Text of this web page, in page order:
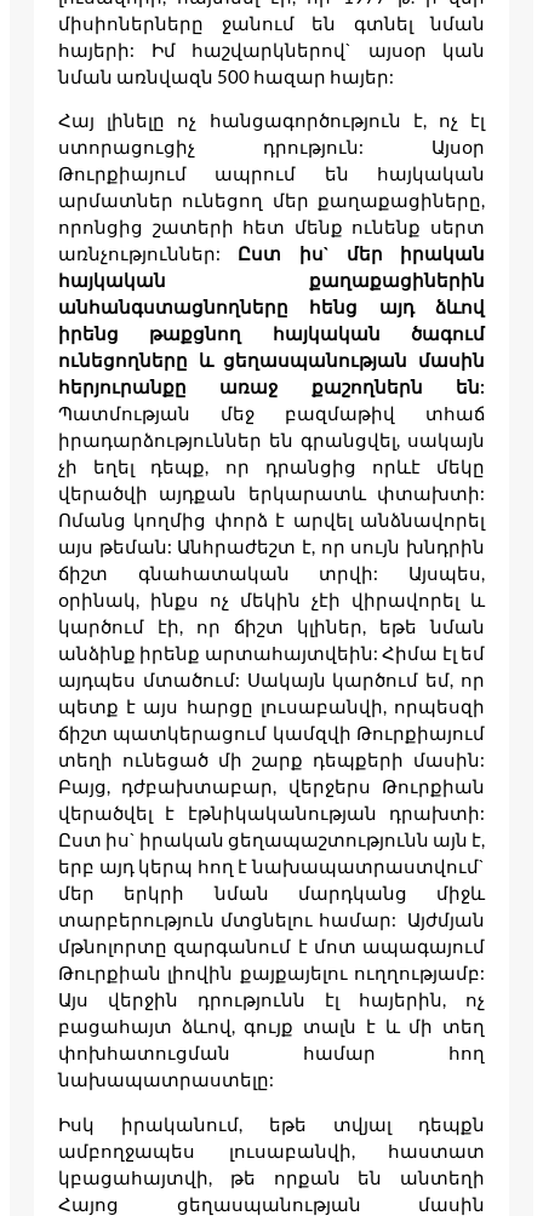
միսիոներները ջանում են գտնել նման
հայերի: Իմ հաշվարկներով` այսօր կան
նման առնվազն 500 հազար հայեր:
Հայ լինելը ոչ հանցագործություն է, ոչ էլ
ստորացուցիչ դրություն: Այսօր
Թուրքիայում ապրում են հայկական
արմատներ ունեցող մեր քաղաքացիները,
որոնցից շատերի հետ մենք ունենք սերտ
առնչություններ: Ըստ իս` մեր իրական
հայկական քաղաքացիներին
անհանգստացնողները հենց այդ ձևով
իրենց թաքցնող հայկական ծագում
ունեցողները և ցեղասպանության մասին
հերյուրանքը առաջ քաշողներն են:
Պատմության մեջ բազմաթիվ տհաճ
իրադարձություններ են գրանցվել, սակայն
չի եղել դեպք, որ դրանցից որևէ մեկը
վերածվի այդքան երկարատև փտախտի:
Ոմանց կողմից փորձ է արվել անձնավորել
այս թեման: Անհրաժեշտ է, որ սույն խնդրին
ճիշտ գնահատական տրվի: Այսպես,
օրինակ, ինքս ոչ մեկին չէի վիրավորել և
կարծում էի, որ ճիշտ կլիներ, եթե նման
անձինք իրենք արտահայտվեին: Հիմա էլ եմ
այդպես մտածում: Սակայն կարծում եմ, որ
պետք է այս հարցը լուսաբանվի, որպեսզի
ճիշտ պատկերացում կամզվի Թուրքիայում
տեղի ունեցած մի շարք դեպքերի մասին:
Բայց, դժբախտաբար, վերջերս Թուրքիան
վերածվել է էթնիկականության դրախտի:
Ըստ իս` իրական ցեղապաշտությունն այն է,
երբ այդ կերպ հող է նախապատրաստվում`
մեր երկրի նման մարդկանց միջև
տարբերություն մտցնելու համար: Այժմյան
մթնոլորտը զարգանում է մոտ ապագայում
Թուրքիան լիովին քայքայելու ուղղությամբ:
Այս վերջին դրությունն էլ հայերին, ոչ
բացահայտ ձևով, գույք տալն է և մի տեղ
փոխհատուցման համար հող
նախապատրաստելը:
Իսկ իրականում, եթե տվյալ դեպքն
ամբողջապես լուսաբանվի, հաստատ
կբացահայտվի, թե որքան են անտեղի
Հայոց ցեղասպանության մասին